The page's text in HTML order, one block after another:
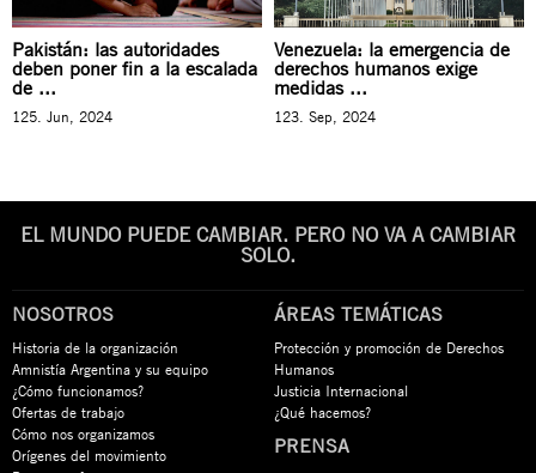
Pakistán: las autoridades
deben poner fin a la escalada
de ...
125. Jun, 2024
Venezuela: la emergencia de
derechos humanos exige
medidas ...
123. Sep, 2024
EL MUNDO PUEDE CAMBIAR. PERO NO VA A CAMBIAR
SOLO.
NOSOTROS
Historia de la organización
Amnistía Argentina y su equipo
¿Cómo funcionamos?
Ofertas de trabajo
Cómo nos organizamos
Orígenes del movimiento
ÁREAS TEMÁTICAS
Protección y promoción de Derechos
Humanos
Justicia Internacional
¿Qué hacemos?
PRENSA